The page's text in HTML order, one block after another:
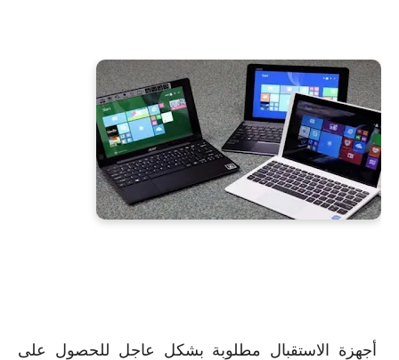
أجهزة الاستقبال مطلوبة بشكل عاجل للحصول على